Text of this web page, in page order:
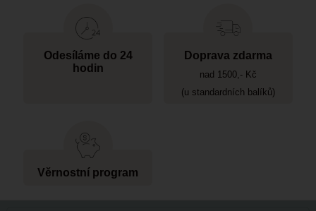
Odesíláme do 24
hodin
Doprava zdarma
nad 1500,- Kč
(u standardních balíků)
Věrnostní program